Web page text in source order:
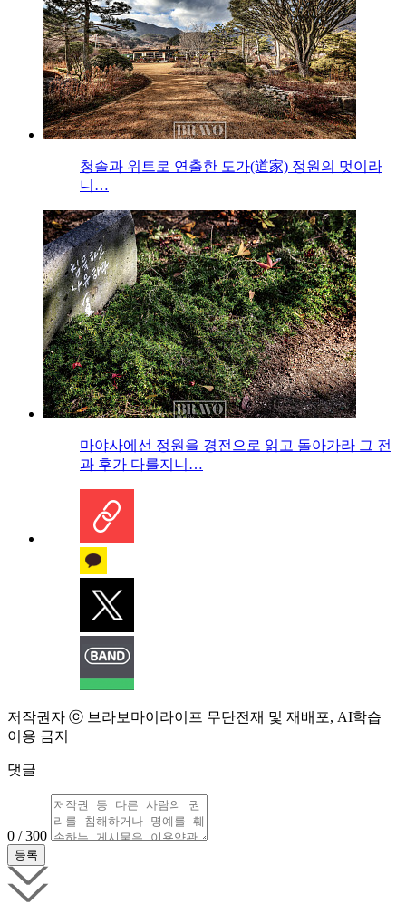
청솔과 위트로 연출한 도가(道家) 정원의 멋이라
니…
마야사에선 정원을 경전으로 읽고 돌아가라 그 전
과 후가 다를지니…
저작권자 ⓒ 브라보마이라이프 무단전재 및 재배포, AI학습
이용 금지
댓글
0 / 300